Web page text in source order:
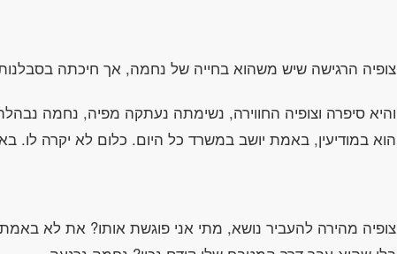
צופיה הרגישה שיש משהוא בחייה של נחמה, אך חיכתה
והיא סיפרה וצופיה החווירה, נשימתה נעתקה מפיה, נחמה
הוא במודיעין, באמת יושב במשרד כל היום. כלום לא יקרה לו.
צופיה מהירה להעביר נושא, מתי אני פוגשת אותו? את לא